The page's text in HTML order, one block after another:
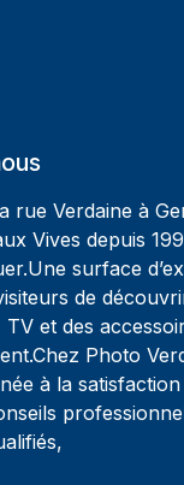
rue Verdaine à
Vives depuis
surface
de
et des
Photo
à la